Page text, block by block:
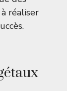
réaliser